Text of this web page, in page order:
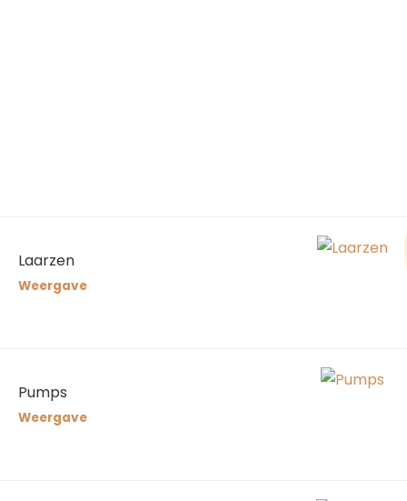
Laarzen
Weergave
Pumps
Weergave